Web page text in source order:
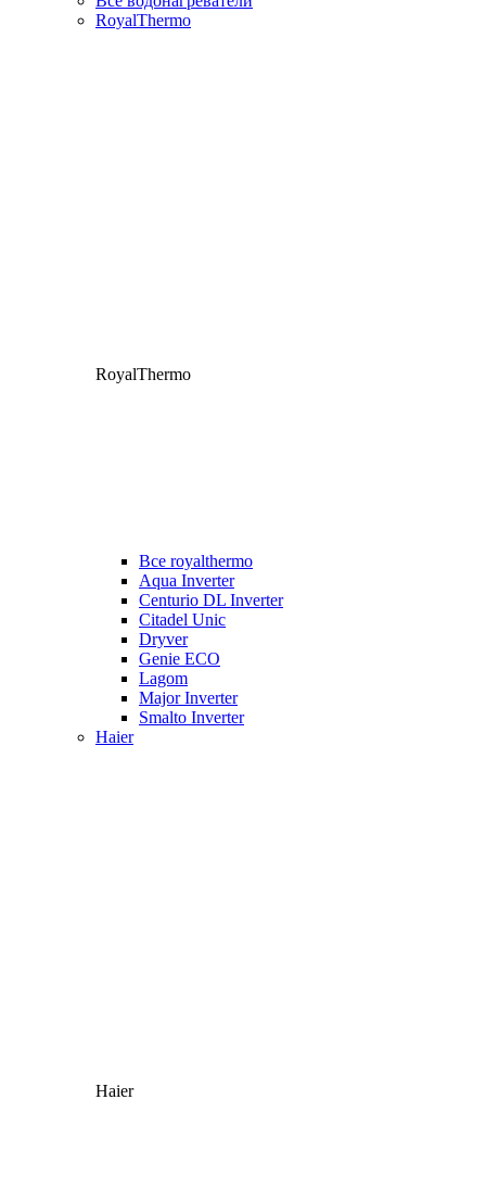
RoyalThermo
RoyalThermo
Все royalthermo
Aqua Inverter
Centurio DL Inverter
Citadel Unic
Dryver
Genie ECO
Lagom
Major Inverter
Smalto Inverter
Haier
Haier